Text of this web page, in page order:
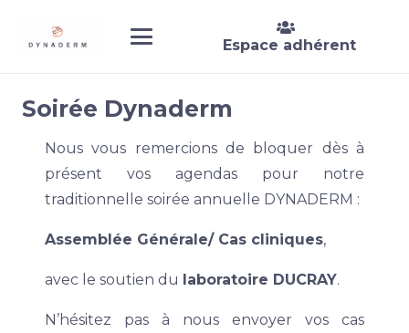
Espace adhérent
Soirée Dynaderm
Nous vous remercions de bloquer dès à
présent vos agendas pour notre
traditionnelle soirée annuelle DYNADERM :
Assemblée Générale/ Cas cliniques,
avec le soutien du laboratoire DUCRAY.
N’hésitez pas à nous envoyer vos cas